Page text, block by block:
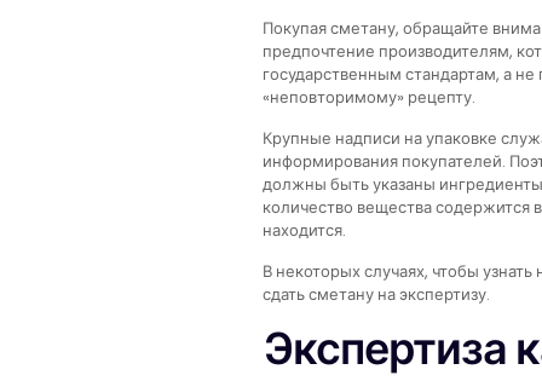
Покупая сметану, обращайте
предпочтение производителям,
государственным стандартам, а
«неповторимому» рецепту.
Крупные надписи на упаковке
информирования покупателей.
должны быть указаны
количество вещества содержится
находится.
В некоторых случаях, чтобы
сдать сметану на экспертизу.
Экспертиза